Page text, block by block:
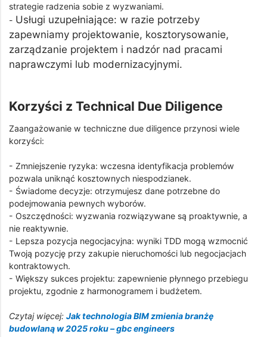
strategie radzenia sobie z wyzwaniami.
- Usługi uzupełniające: w razie potrzeby
zapewniamy projektowanie, kosztorysowanie,
zarządzanie projektem i nadzór nad pracami
naprawczymi lub modernizacyjnymi.
Korzyści z Technical Due Diligence
Zaangażowanie w techniczne due diligence przynosi wiele
korzyści:
- Zmniejszenie ryzyka: wczesna identyfikacja problemów
pozwala uniknąć kosztownych niespodzianek.
- Świadome decyzje: otrzymujesz dane potrzebne do
podejmowania pewnych wyborów.
- Oszczędności: wyzwania rozwiązywane są proaktywnie, a
nie reaktywnie.
- Lepsza pozycja negocjacyjna: wyniki TDD mogą wzmocnić
Twoją pozycję przy zakupie nieruchomości lub negocjacjach
kontraktowych.
- Większy sukces projektu: zapewnienie płynnego przebiegu
projektu, zgodnie z harmonogramem i budżetem.
Czytaj więcej: Jak technologia BIM zmienia branżę
budowlaną w 2025 roku – gbc engineers